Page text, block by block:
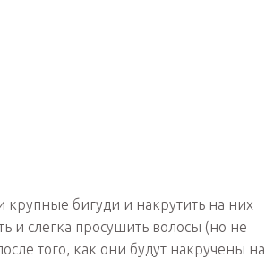
крупные бигуди и накрутить на них
и слегка просушить волосы (но не
того, как они будут накручены на